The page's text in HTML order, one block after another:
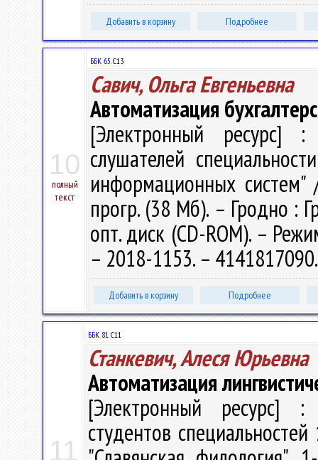
Добавить в корзину Подробнее
10
полный
текст
ББК 65.С13
Савич, Ольга Евгеньевна
Автоматизация
[Электронный ресурс] :
слушателей
информационных систем"
прогр. (38 Мб). – Гродно :
опт. диск (CD-ROM). –
– 2018-1153. –
Добавить в корзину Подробнее
11
ББК 81.С11
Станкевич, Алеся Юрьевна
Автоматизация
[Электронный ресурс] :
студентов